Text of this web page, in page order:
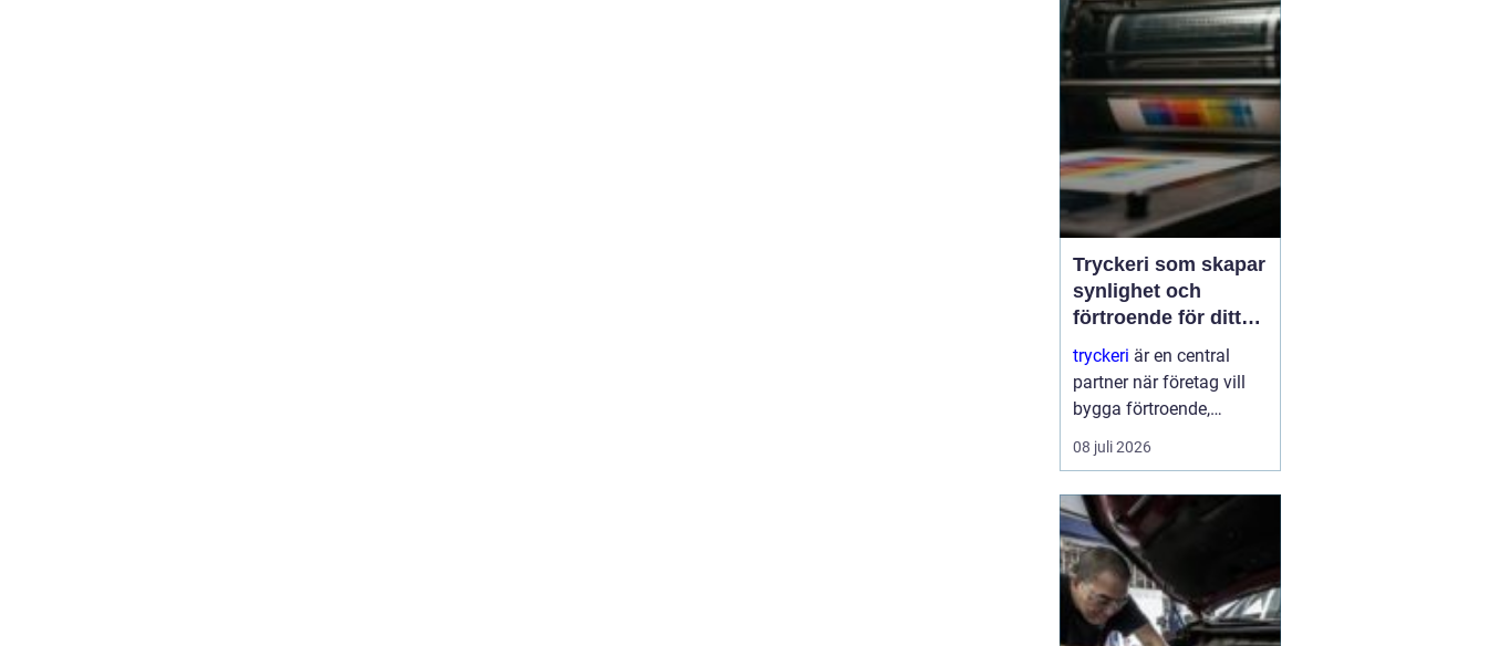
anläggningar strax
utanför stan där gruppen
kan fokusera, arbeta
ostört och samtidigt...
Tryckeri som skapar
synlighet och
förtroende för ditt
företag
tryckeri är en central
partner när företag vill
bygga förtroende,
synlighet och en tydlig
profil i alla fysiska
genomtänkta trycksaker
som visitkort, broschyrer
och skyltar blir
varumärket konkret o...
08 juli 2026